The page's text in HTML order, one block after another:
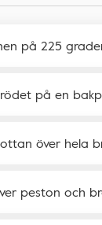
på 225
på en
över hela
peston och